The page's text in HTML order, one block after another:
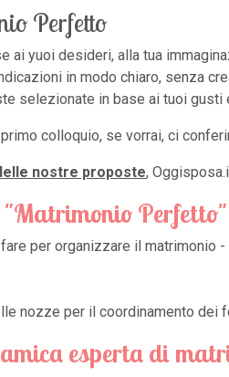
Perfetto
ai yuoi desideri, alla tua
in modo chiaro, senza
selezionate in base ai tuoi gusti
colloquio, se vorrai, ci
nostre proposte,
"Matrimonio Perfetto"
per organizzare il
nozze per il coordinamento dei
esperta di